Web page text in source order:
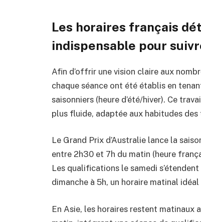
Les horaires français
indispensable pour
Afin d’offrir une vision claire aux
chaque séance ont été établis en
saisonniers (heure d’été/hiver). Ce
plus fluide, adaptée aux habitudes
Le Grand Prix d’Australie lance la
entre 2h30 et 7h du matin (heure
Les qualifications le samedi
dimanche à 5h, un horaire matinal
En Asie, les horaires restent matinaux